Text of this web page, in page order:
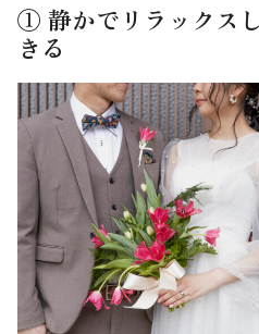
① 静かでリラックス
きる